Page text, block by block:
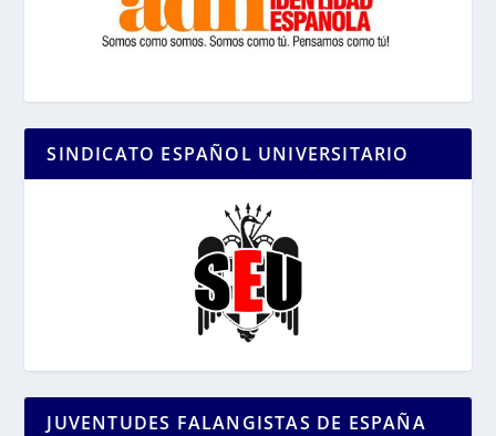
SINDICATO ESPAÑOL UNIVERSITARIO
JUVENTUDES FALANGISTAS DE ESPAÑA